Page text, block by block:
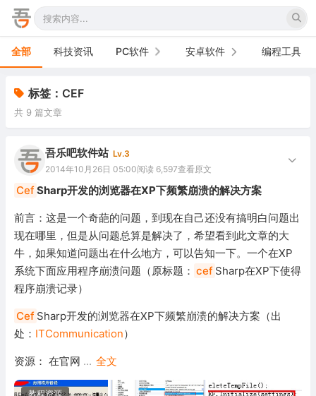
全部 科技资讯 PC软件
办公软件
网络软件
图形图像
游戏娱乐
安全防御
系统下载
安卓软件
手机软件
电视软件
车机软件
编程工具
标签：CEF
共 9 篇文章
吾乐吧软件站 Lv.3
2014年10月26日 05:00阅读 6,597查看原文
CefSharp开发的浏览器在XP下频繁崩溃的解决方案
前言：这是一个奇葩的问题，到现在自己还没有搞明白问题出
现在哪里，但是从问题总算是解决了，希望看到此文章的大
牛，如果知道问题出在什么地方，可以告知一下。一个在XP
系统下面应用程序崩溃问题（原标题： cef Sharp在XP下使得
程序崩溃记录）
Cef Sharp开发的浏览器在XP下频繁崩溃的解决方案（出
处： ITCommunication）
资源： 在官网 ... 全文
教程资源